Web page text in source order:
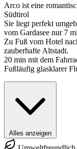
Arco ist eine
Südtirol
Sie liegt perfekt
vom Gardasee nur 7
Zu Fuß vom Hotel
zauberhafte Altstadt.
20 min mit dem
Fußläufig glasklarer
Alles anzeigen